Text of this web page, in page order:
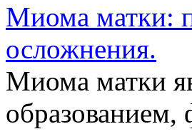
Миома матки:
осложнения.
Миома матки